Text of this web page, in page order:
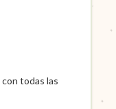
con todas las